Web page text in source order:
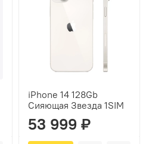
iPhone 14 128Gb
Сияющая Звезда 1SIM
53 999 ₽